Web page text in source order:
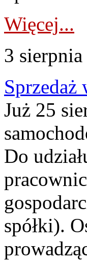
Więcej...
3
Sprzedaż
Już 25
Do
spółki).